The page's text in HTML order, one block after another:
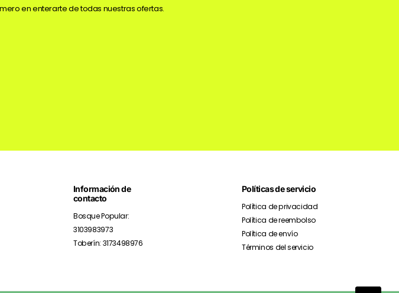
en enterarte de todas nuestras ofertas.
Información de
contacto
Bosque Popular:
3103983973
Toberín: 3173498976
Políticas de servicio
Política de privacidad
Política de reembolso
Política de envío
Términos del servicio